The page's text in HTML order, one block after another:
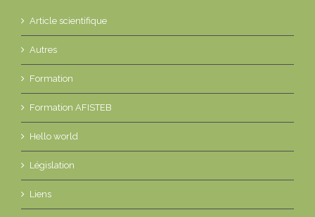
Article scientifique
Autres
Formation
Formation AFISTEB
Hello world
Législation
Liens